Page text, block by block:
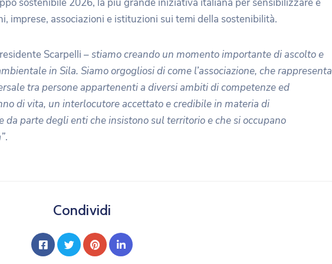
sostenibile 2026, la più grande iniziativa italiana per sensibilizzare e
imprese, associazioni e istituzioni sui temi della sostenibilità.
Scarpelli –stiamo creando un momento importante di ascolto e
in Sila. Siamo orgogliosi di come l’associazione, che rappresenta
tra persone appartenenti a diversi ambiti di competenze ed
di vita, un interlocutore accettato e credibile in materia di
da parte degli enti che insistono sul territorio e che si occupano
.
Condividi